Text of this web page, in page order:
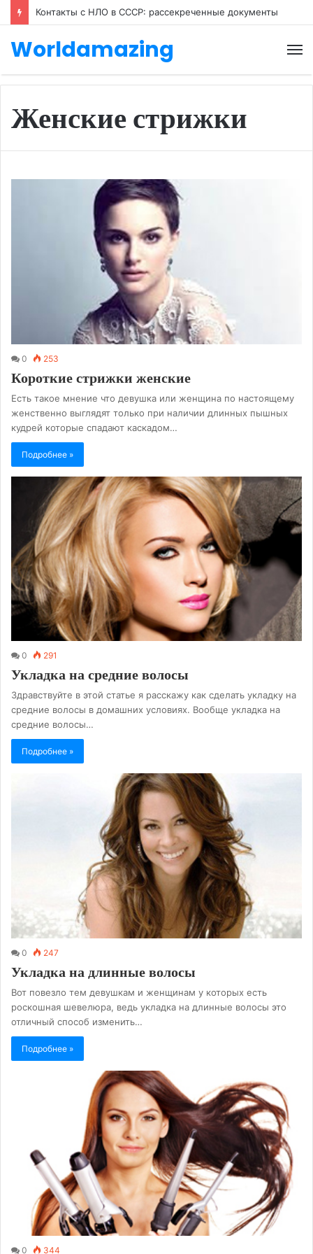
Контакты с НЛО в СССР: рассекреченные документы
Worldamazing
Женские стрижки
0 253
Короткие стрижки женские
Есть такое мнение что девушка или женщина по настоящему
женственно выглядят только при наличии длинных пышных
кудрей которые спадают каскадом…
Подробнее »
0 291
Укладка на средние волосы
Здравствуйте в этой статье я расскажу как сделать укладку на
средние волосы в домашних условиях. Вообще укладка на
средние волосы…
Подробнее »
0 247
Укладка на длинные волосы
Вот повезло тем девушкам и женщинам у которых есть
роскошная шевелюра, ведь укладка на длинные волосы это
отличный способ изменить…
Подробнее »
0 344